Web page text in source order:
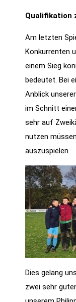
Qualifikation
Am letzten
Konkurrenten
einem Sieg
bedeutet. Bei
Anblick
im Schnitt
sehr auf
nutzen
auszuspielen.
Dies gelang
zwei sehr
Notwendig
Diese
Cookies
werden für
Funktionalität
der Website
benötigt.
Statistiken
Diese Cookies
geben uns
wie die
Website
genutzt wird,